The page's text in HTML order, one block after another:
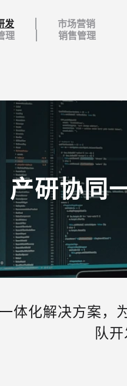
发
市场营销
理 销售管理
产研协同
体化解决方案，
队